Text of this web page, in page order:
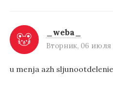
_weba_
Вторник, 06 июля
u menja azh